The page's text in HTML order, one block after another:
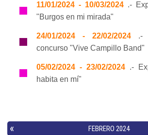
11/01/2024 - 10/03/2024 .-
"Burgos en mi mirada"
24/01/2024 - 22/02/2024 .-
concurso "Vive Campillo Band"
05/02/2024 - 23/02/2024 .-
habita en mí"